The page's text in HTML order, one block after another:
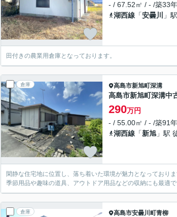
- / 67.52㎡ / - /築33
湖西線 「安曇川 」
田付きの農業用倉庫となっております。
倉庫 高島市新旭町深溝
高島市新旭町深溝中
290万円
- / 55.00㎡ / - /築91
湖西線 「新旭 」駅
閑静な住宅地に位置し、落ち着いた環境が魅力となっておりま
季節用品や趣味の道具、アウトドア用品などの収納にも最適で
倉庫 高島市安曇川町青柳